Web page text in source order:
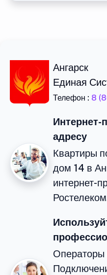
Ангарск
Единая
Телефон : 8
Интернет-
адресу
Квартиры
дом 14 в
интернет-